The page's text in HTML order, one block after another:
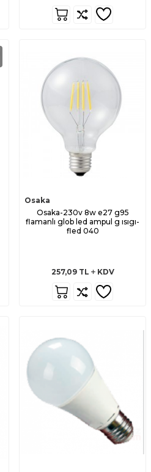
Osaka
Osaka-230v 8w e27 g95
flamanlı glob led ampul g ısıgı-
fled 040
257,09TL KDV